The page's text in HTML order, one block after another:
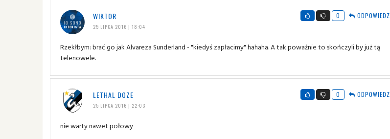
WIKTOR
25 LIPCA 2016 | 18:04
0 ODPOWIEDZ
Rzekłbym: brać go jak Alvareza Sunderland - "kiedyś zapłacimy" hahaha. A tak poważnie to skończyli by już tą
telenowele.
LETHAL DOZE
25 LIPCA 2016 | 22:03
0 ODPOWIEDZ
nie warty nawet połowy